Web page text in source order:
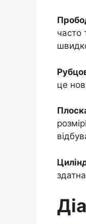
часто
це